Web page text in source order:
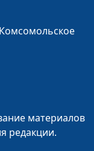
доктор
#78
Комсомольское
материалов
редакции.